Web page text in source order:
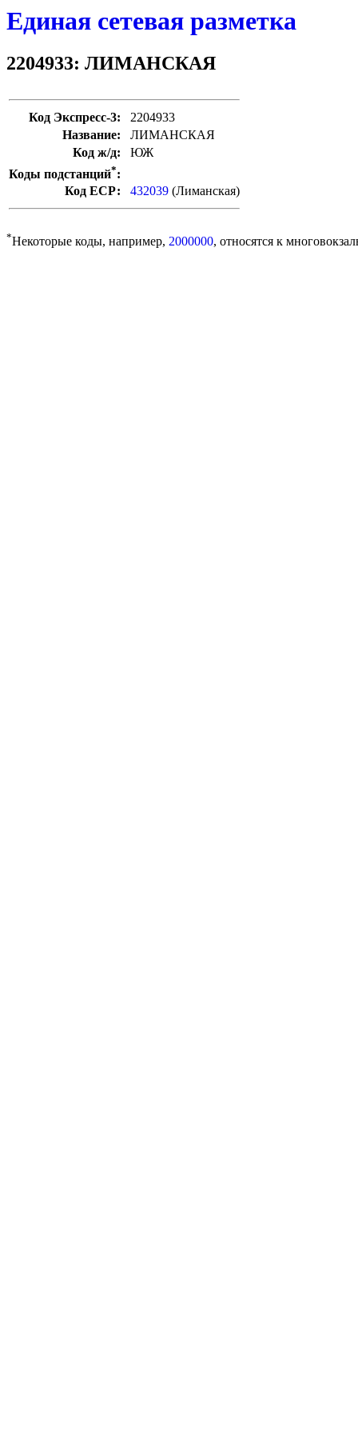
Единая сетевая разметка
2204933: ЛИМАНСКАЯ
Код Экспресс-3:
2204933
Название:
ЛИМАНСКАЯ
Код ж/д:
ЮЖ
Коды подстанций*:
Код ЕСР:
432039 (Лиманская)
*Некоторые коды, например, 2000000, относятся к